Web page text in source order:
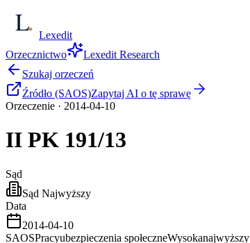
Lexedit
Orzecznictwo
Lexedit Research
Szukaj orzeczeń
Źródło (SAOS)Zapytaj AI o tę sprawę
Orzeczenie · 2014-04-10
II PK 191/13
Sąd
Sąd Najwyższy
Data
2014-04-10
SAOSPracyubezpieczenia społeczneWysokanajwyższy